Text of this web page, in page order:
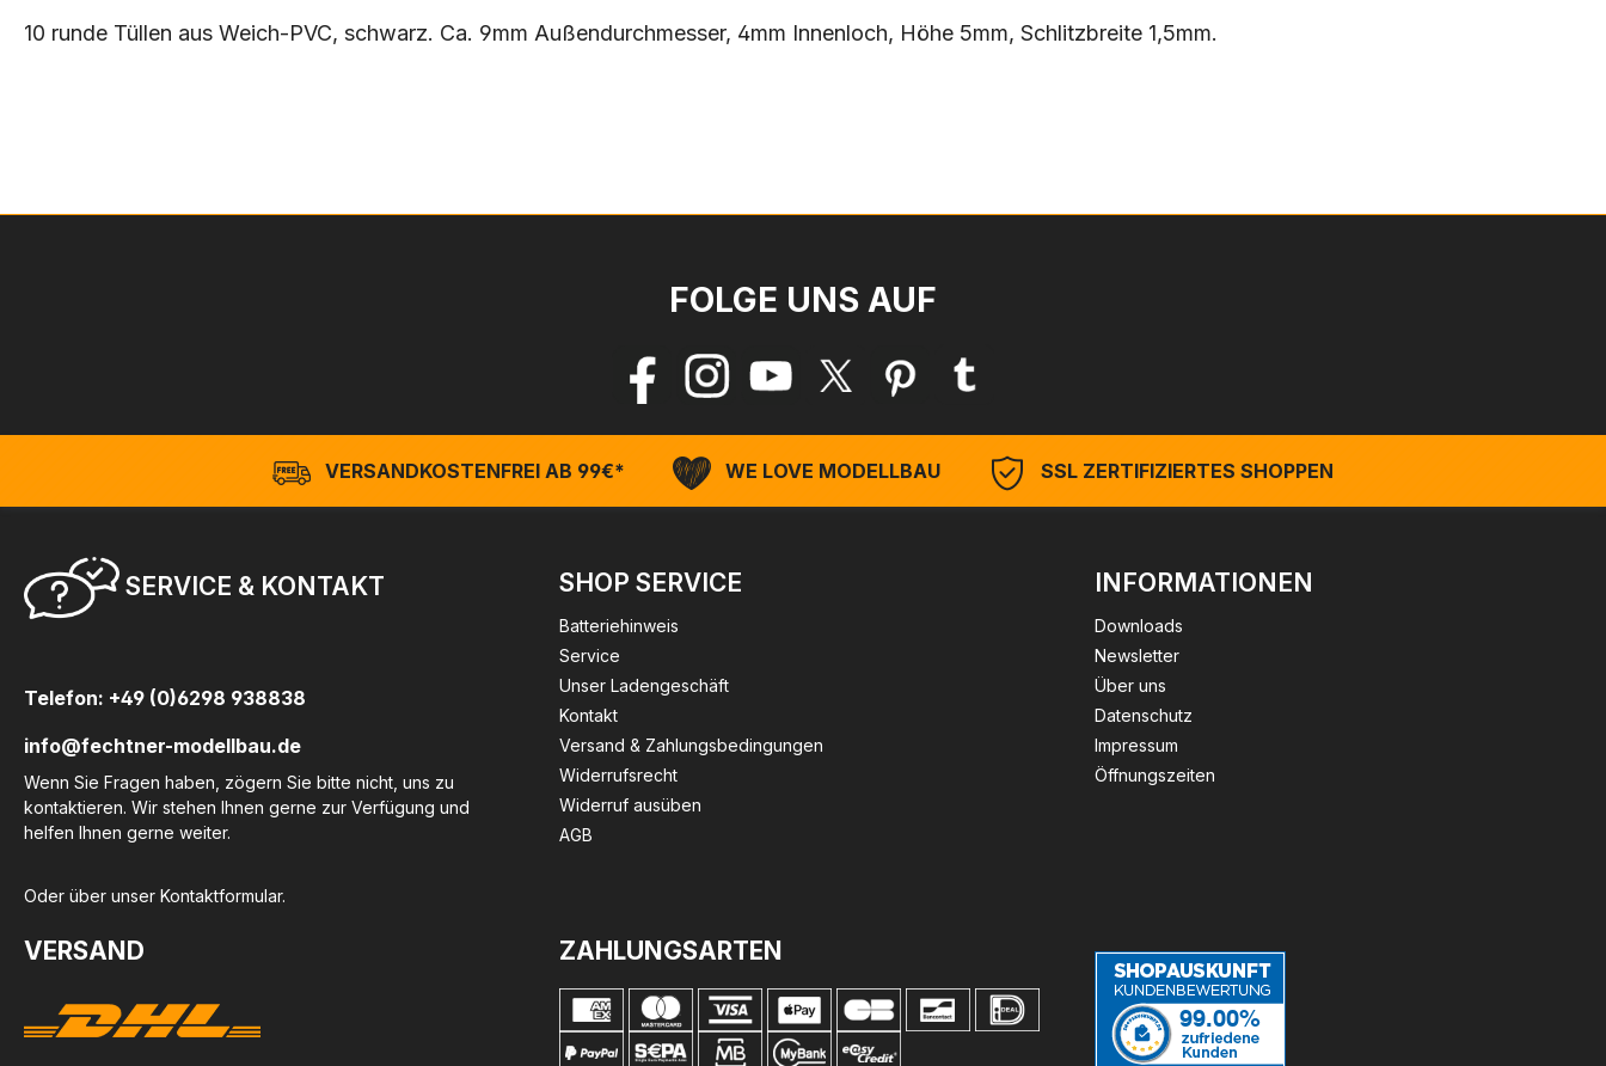
10 runde Tüllen aus Weich-PVC, schwarz. Ca. 9mm Außendurchmesser, 4mm Innenloch, Höhe 5mm, Schlitzbreite 1,5mm.
FOLGE UNS AUF
VERSANDKOSTENFREI AB 99€* WE LOVE MODELLBAU SSL ZERTIFIZIERTES SHOPPEN
SERVICE & KONTAKT
Telefon: +49 (0)6298 938838
info@fechtner-modellbau.de
Wenn Sie Fragen haben, zögern Sie bitte nicht, uns zu
kontaktieren. Wir stehen Ihnen gerne zur Verfügung und
helfen Ihnen gerne weiter.
Oder über unser Kontaktformular.
SHOP SERVICE
Batteriehinweis
Service
Unser Ladengeschäft
Kontakt
Versand & Zahlungsbedingungen
Widerrufsrecht
Widerruf ausüben
AGB
INFORMATIONEN
Downloads
Newsletter
Über uns
Datenschutz
Impressum
Öffnungszeiten
VERSAND ZAHLUNGSARTEN